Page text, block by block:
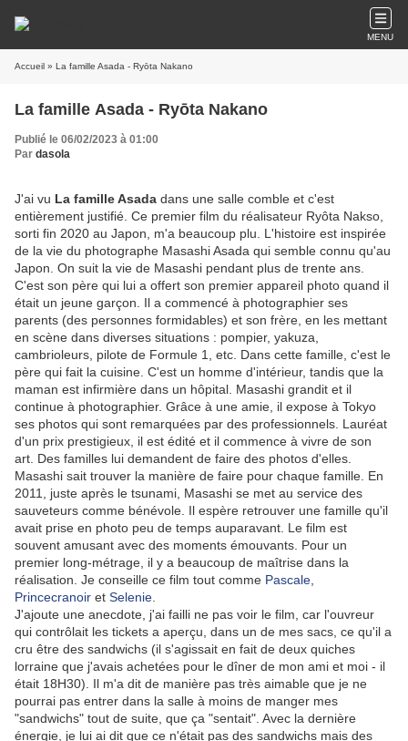
MENU
Accueil » La famille Asada - Ryōta Nakano
La famille Asada - Ryōta Nakano
Publié le 06/02/2023 à 01:00
Par dasola
J'ai vu La famille Asada dans une salle comble et c'est
entièrement justifié. Ce premier film du réalisateur Ryôta Nakso,
sorti fin 2020 au Japon, m'a beaucoup plu. L'histoire est inspirée
de la vie du photographe Masashi Asada qui semble connu qu'au
Japon. On suit la vie de Masashi pendant plus de trente ans.
C'est son père qui lui a offert son premier appareil photo quand il
était un jeune garçon. Il a commencé à photographier ses
parents (des personnes formidables) et son frère, en les mettant
en scène dans diverses situations : pompier, yakuza,
cambrioleurs, pilote de Formule 1, etc. Dans cette famille, c'est le
père qui fait la cuisine. C'est un homme d'intérieur, tandis que la
maman est infirmière dans un hôpital. Masashi grandit et il
continue à photographier. Grâce à une amie, il expose à Tokyo
ses photos qui sont remarquées par des professionnels. Lauréat
d'un prix prestigieux, il est édité et il commence à vivre de son
art. Des familles lui demandent de faire des photos d'elles.
Masashi sait trouver la manière de faire pour chaque famille. En
2011, juste après le tsunami, Masashi se met au service des
sauveteurs comme bénévole. Il espère retrouver une famille qu'il
avait prise en photo peu de temps auparavant. Le film est
souvent amusant avec des moments émouvants. Pour un
premier long-métrage, il y a beaucoup de maîtrise dans la
réalisation. Je conseille ce film tout comme Pascale
Princecranoir et Selenie
J'ajoute une anecdote, j'ai failli ne pas voir le film, car l'ouvreur
qui contrôlait les tickets a aperçu, dans un de mes sacs, ce qu'il a
cru être des sandwichs (il s'agissait en fait de deux quiches
lorraine que j'avais achetées pour le dîner de mon ami et moi - il
était 18H30). Il m'a dit de manière pas très aimable que je ne
pourrai pas entrer dans la salle à moins de manger mes
"sandwichs" tout de suite, que ça "sentait". Avec la dernière
énergie, je lui ai dit que ce n'était pas des sandwichs mais des